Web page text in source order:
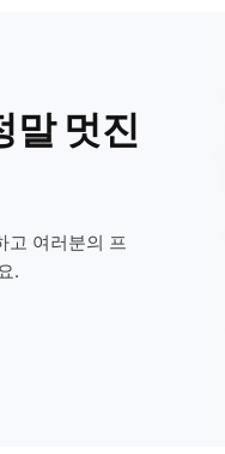
말 멋진
고 여러분의 프
.